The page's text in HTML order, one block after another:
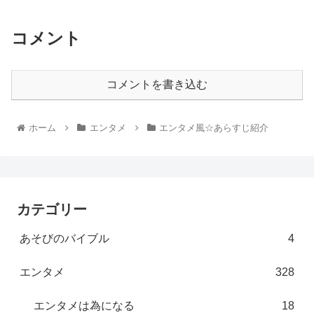
コメント
コメントを書き込む
ホーム エンタメ エンタメ風☆あらすじ紹介
カテゴリー
あそびのバイブル 4
エンタメ 328
エンタメは為になる 18